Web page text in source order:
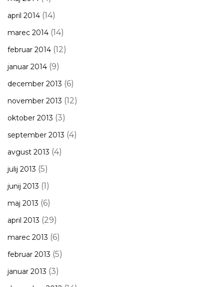
april 2014 (14)
marec 2014 (14)
februar 2014 (12)
januar 2014 (9)
december 2013 (6)
november 2013 (12)
oktober 2013 (3)
september 2013 (4)
avgust 2013 (4)
julij 2013 (5)
junij 2013 (1)
maj 2013 (6)
april 2013 (29)
marec 2013 (6)
februar 2013 (5)
januar 2013 (3)